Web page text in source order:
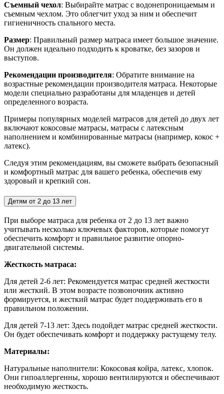
Съемный чехол: Выбирайте матрас с водонепроницаемым и
съемным чехлом. Это облегчит уход за ним и обеспечит
гигиеничность спального места.
Размер: Правильный размер матраса имеет большое значение.
Он должен идеально подходить к кроватке, без зазоров и
выступов.
Рекомендации производителя: Обратите внимание на
возрастные рекомендации производителя матраса. Некоторые
модели специально разработаны для младенцев и детей
определенного возраста.
Примеры популярных моделей матрасов для детей до двух лет
включают кокосовые матрасы, матрасы с латексным
наполнением и комбинированные матрасы (например, кокос +
латекс).
Следуя этим рекомендациям, вы сможете выбрать безопасный
и комфортный матрас для вашего ребенка, обеспечив ему
здоровый и крепкий сон.
Детям от 2 до 13 лет
При выборе матраса для ребенка от 2 до 13 лет важно
учитывать несколько ключевых факторов, которые помогут
обеспечить комфорт и правильное развитие опорно-
двигательной системы.
Жесткость матраса:
Для детей 2-6 лет: Рекомендуется матрас средней жесткости
или жесткий. В этом возрасте позвоночник активно
формируется, и жесткий матрас будет поддерживать его в
правильном положении.
Для детей 7-13 лет: Здесь подойдет матрас средней жесткости.
Он будет обеспечивать комфорт и поддержку растущему телу.
Материалы:
Натуральные наполнители: Кокосовая койра, латекс, хлопок.
Они гипоаллергенны, хорошо вентилируются и обеспечивают
необходимую жесткость.